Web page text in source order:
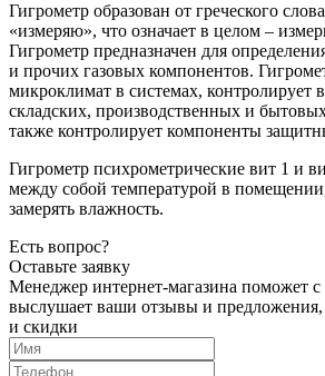
Гигрометр образован от греческого
«измеряю», что означает в целом –
Гигрометр предназначен для
и прочих газовых компонентов.
микроклимат в системах, контролирует
складских, производственных и
также контролирует компоненты
Гигрометр психрометрические вит 1 и
между собой температурой в
замерять влажность.
Есть вопрос?
Оставьте заявку
Менеджер интернет-магазина поможет
выслушает ваши отзывы и
и скидки